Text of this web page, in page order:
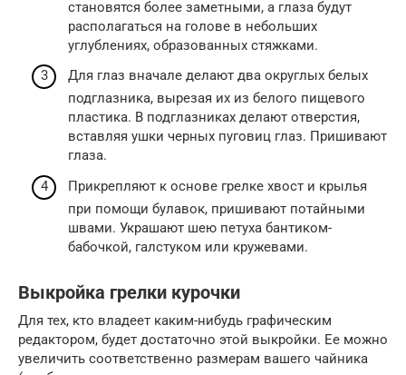
становятся более заметными, а глаза будут
располагаться на голове в небольших
углублениях, образованных стяжками.
Для глаз вначале делают два округлых белых
подглазника, вырезая их из белого пищевого
пластика. В подглазниках делают отверстия,
вставляя ушки черных пуговиц глаз. Пришивают
глаза.
Прикрепляют к основе грелке хвост и крылья
при помощи булавок, пришивают потайными
швами. Украшают шею петуха бантиком-
бабочкой, галстуком или кружевами.
Выкройка грелки курочки
Для тех, кто владеет каким-нибудь графическим
редактором, будет достаточно этой выкройки. Ее можно
увеличить соответственно размерам вашего чайника